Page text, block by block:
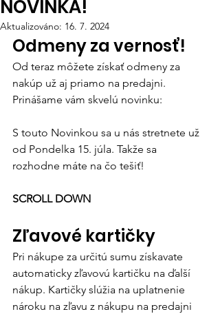
NOVINKA!
Aktualizováno: 16. 7. 2024
Odmeny za vernosť!
Od teraz môžete získať odmeny za
nakúp už aj priamo na predajni.
Prinášame vám skvelú novinku:
S touto Novinkou sa u nás stretnete už
od Pondelka 15. júla. Takže sa
rozhodne máte na čo tešiť!
SCROLL DOWN
Zľavové kartičky
Pri nákupe za určitú sumu získavate
automaticky zľavovú kartičku na ďalší
nákup. Kartičky slúžia na uplatnenie
nároku na zľavu z nákupu na predajni